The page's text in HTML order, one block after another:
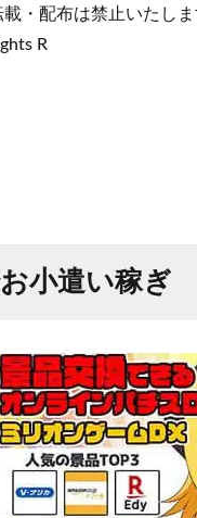
・配布は禁止いたし
R
小遣い稼ぎ